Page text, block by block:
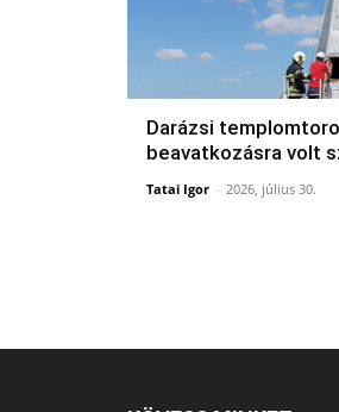
Darázsi
beavatkozásra volt
Tatai Igor - 2026, július 30.